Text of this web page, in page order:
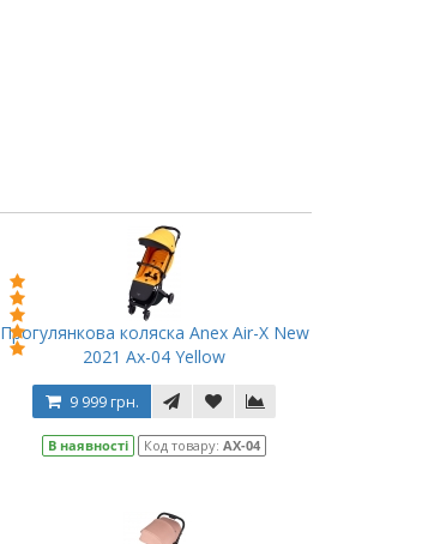
Прогулянкова коляска Anex Air-X New
2021 Ax-04 Yellow
9 999 грн.
В наявності Код товару:AX-04